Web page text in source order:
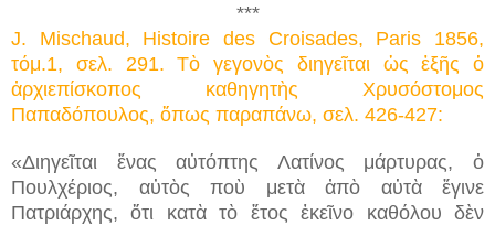
***
J. Mischaud, Histoire des Croisades, Paris 1856,
τόμ.1, σελ. 291.Τὸ γεγονὸς διηγεῖται ὡς ἑξῆς ὁ
ἀρχιεπίσκοπος καθηγητὴς Χρυσόστομος
Παπαδόπουλος, ὅπως παραπάνω, σελ. 426-427:
«Διηγεῖται ἕνας αὐτόπτης Λατίνος μάρτυρας, ὁ
Πουλχέριος, αὐτὸς ποὺ μετὰ ἀπὸ αὐτὰ ἔγινε
Πατριάρχης, ὅτι κατὰ τὸ ἔτος ἐκεῖνο καθόλου δὲν